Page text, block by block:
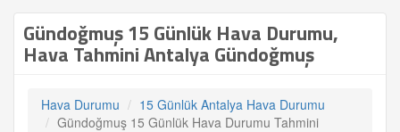
Gündoğmuş 15 Günlük Hava Durumu,
Hava Tahmini Antalya Gündoğmuş
Hava Durumu
15 Günlük Antalya Hava Durumu
Gündoğmuş 15 Günlük Hava Durumu Tahmini